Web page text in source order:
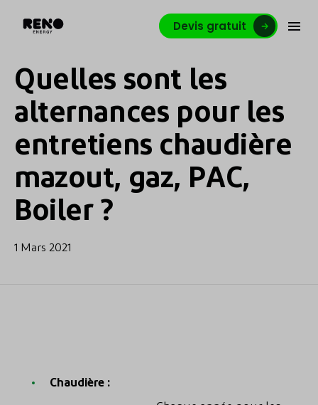
Devis gratuit
Quelles sont les
alternances pour les
entretiens chaudière
mazout, gaz, PAC,
Boiler ?
1 Mars 2021
Chaudière :